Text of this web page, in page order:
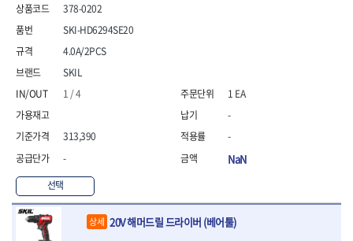
- 소켓홀더
- 클라이밍비트
- 토크아답타
- 비트소켓세트
- 포지비트
- 일자비트
- 임팩포지비트
- 임팩십자비트
- 십자비트
- 임팩별비트소켓
- 임팩XZN비트소켓
- 십자비트소켓
378-0202
SKIL
1 / 4
313,390
-
선택
SKI-HD6294SE20
4.0A/2PCS
1 EA
-
-
NaN
상세 20V 해머드릴 드라이버 (베어툴)